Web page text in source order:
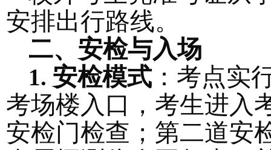
安排出行路线。
二、安检与入场
1. 安检模式 ：考点实
考场楼入口，考生进入
安检门检查；第二道安